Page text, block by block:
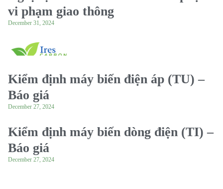
vi phạm giao thông
December 31, 2024
Kiểm định máy biến điện áp (TU) –
Báo giá
December 27, 2024
Kiểm định máy biến dòng điện (TI) –
Báo giá
December 27, 2024